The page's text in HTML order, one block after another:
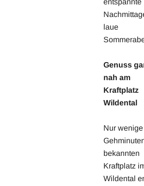
laue
Genuss
nah am
Kraftplatz
Wildental
Nur wenige
bekannten
Kraftplatz
Wildental